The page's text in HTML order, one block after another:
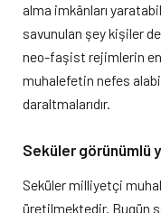
alma imkânları
savunulan şey kişiler
neo-faşist rejimlerin
muhalefetin nefes
daraltmalarıdır.
Seküler görünümlü
Seküler milliyetçi
üretilmektedir. Bugün